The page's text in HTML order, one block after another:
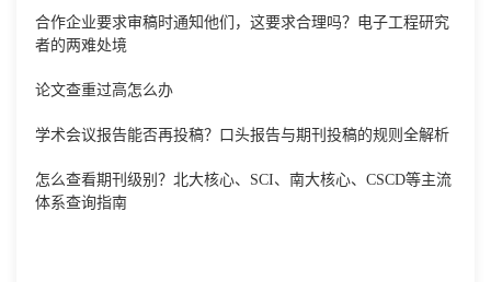
合作企业要求审稿时通知他们，这要求合理吗？电子工程研究
者的两难处境
论文查重过高怎么办
学术会议报告能否再投稿？口头报告与期刊投稿的规则全解析
怎么查看期刊级别？北大核心、SCI、南大核心、CSCD等主流
体系查询指南